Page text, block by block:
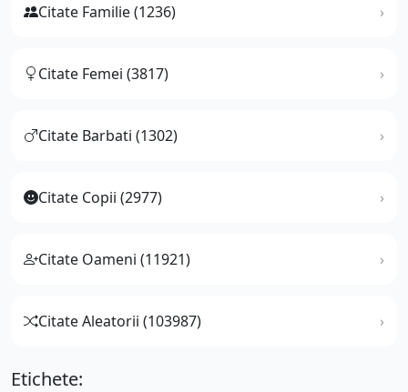
Citate Familie (1236)
Citate Femei (3817)
Citate Barbati (1302)
Citate Copii (2977)
Citate Oameni (11921)
Citate Aleatorii (103987)
Etichete: